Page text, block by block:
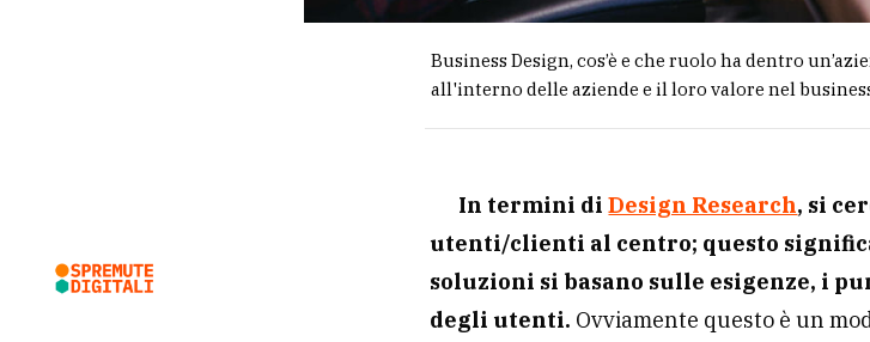
Business Design, cos’è e che ruolo ha dentro
all'interno delle aziende e il loro valore nel
In termini diDesign Research, si
utenti/clienti al centro; questo
soluzioni si basano sulle esigenze, i
degli utenti. Ovviamente questo è un